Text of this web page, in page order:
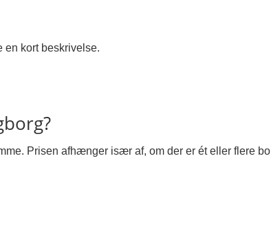
en kort beskrivelse.
Prisen afhænger især af, om der er ét eller flere